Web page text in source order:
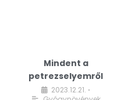
Mindent a
petrezselyemről
2023.12.21. •